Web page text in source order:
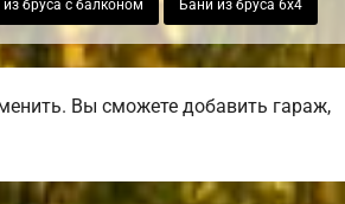
бруса с балконом Бани из бруса 6х4
Вы сможете добавить гараж,